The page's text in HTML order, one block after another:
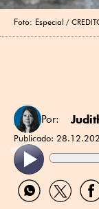
Foto: Especial
Por:
Publicado:
Compartir
por
Compartir
por
por